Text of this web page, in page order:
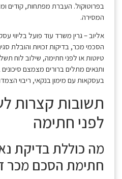
בפרוטוקול. העברת מפתחות, קודים
המסירה.
אליוב – גרין משרד עוד פועל בליווי
הסכמי מכר, בדיקות זכויות והובלת
טיוטות או לפני חתימה, שילוב לוח
ותנאים מתלים ברורים מצמצם סיכונים
בעסקאות עם מימון בנקאי, ריבוי
תשובות קצרות
לפני חתימה
מה כוללת בדיקת
חתימת הסכם מכר